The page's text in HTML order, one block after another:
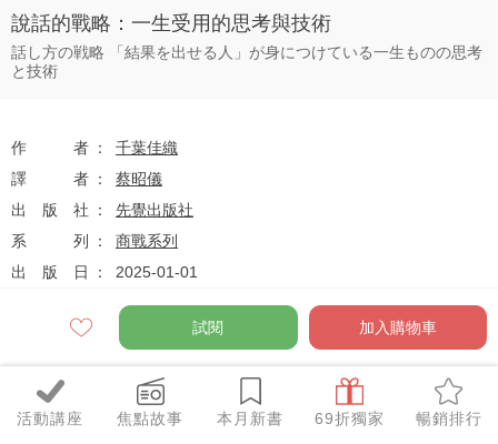
活動講座 焦點故事 本月新書 69折獨家 暢銷排行
說話的戰略：一生受用的思考與技術
話し方の戦略 「結果を出せる人」が身につけている一生ものの思考
と技術
作者
千葉佳織
譯者
蔡昭儀
出版社
先覺出版社
系列
商戰系列
出版日
2025-01-01
優惠價 折
試閱 加入購物車